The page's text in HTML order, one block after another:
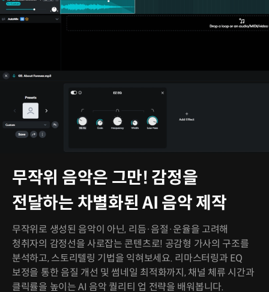
무작위 음악은 그만! 감정을
전달하는 차별화된 AI 음악 제작
무작위로 생성된 음악이 아닌, 리듬·음절·운율을 고려해
청취자의 감정선을 사로잡는 콘텐츠로! 공감형 가사의 구조를
분석하고, 스토리텔링 기법을 익혀보세요. 리마스터링과 EQ
보정을 통한 음질 개선 및 썸네일 최적화까지, 채널 체류 시간과
클릭률을 높이는 AI 음악 퀄리티 업 전략을 배워봅니다.